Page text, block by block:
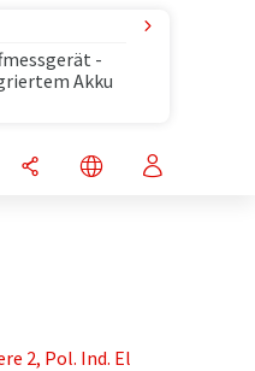
-
Akku
2, Pol. Ind. El